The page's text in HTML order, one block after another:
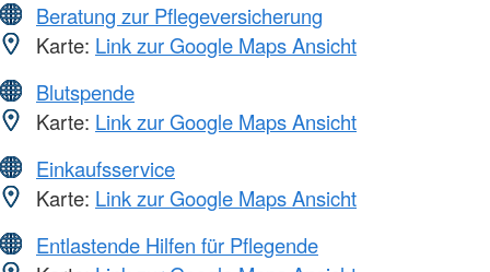
Beratung zur Pflegeversicherung
Karte: Link zur Google Maps Ansicht
Blutspende
Karte: Link zur Google Maps Ansicht
Einkaufsservice
Karte: Link zur Google Maps Ansicht
Entlastende Hilfen für Pflegende